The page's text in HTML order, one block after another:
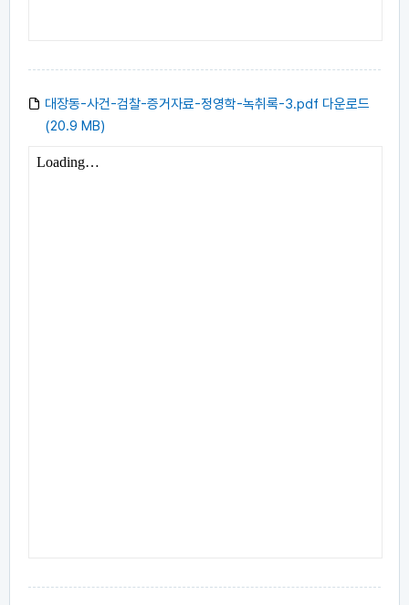
대장동-사건-검찰-증거자료-정영학-녹취록-3.pdf 다운로드
(20.9 MB)